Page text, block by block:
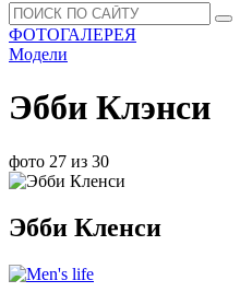
ФОТОГАЛЕРЕЯ
Модели
Эбби Клэнси
фото 27 из 30
Эбби Кленси